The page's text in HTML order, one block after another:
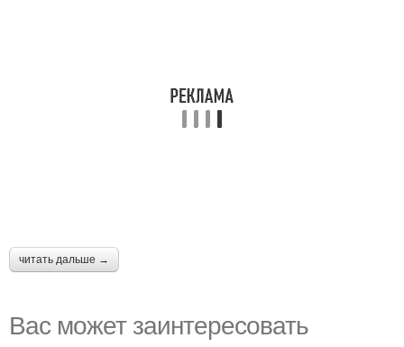
читать дальше →
Вас может заинтересовать